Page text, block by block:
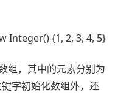
Integer() {1, 2, 3, 4, 5}
组，其中的元素分别为
字初始化数组外，还